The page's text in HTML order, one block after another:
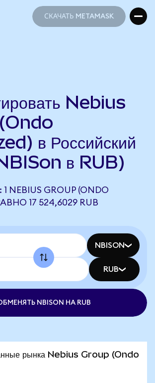
СКАЧАТЬ METAMASK
Nebius
в Российский
в RUB)
NEBIUS GROUP (ONDO
17 524,6029 RUB
NBISON
RUB
NBISON НА RUB
рынка Nebius Group (Ondo